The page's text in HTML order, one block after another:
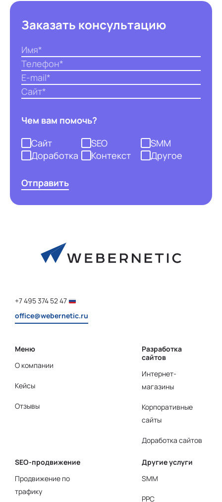
Заказать консультацию
Чем вам помочь?
Сайт
SEO
SMM
Доработка
Контекст Другое
Отправить
+7 495 374 52 47
office@webernetic.ru
Меню
О компании
Кейсы
Отзывы
Разработка
сайтов
Интернет-
магазины
Корпоративные
сайты
Доработка сайтов
SEO-продвижение
Продвижение по
трафику
Другие услуги
SMM
PPC